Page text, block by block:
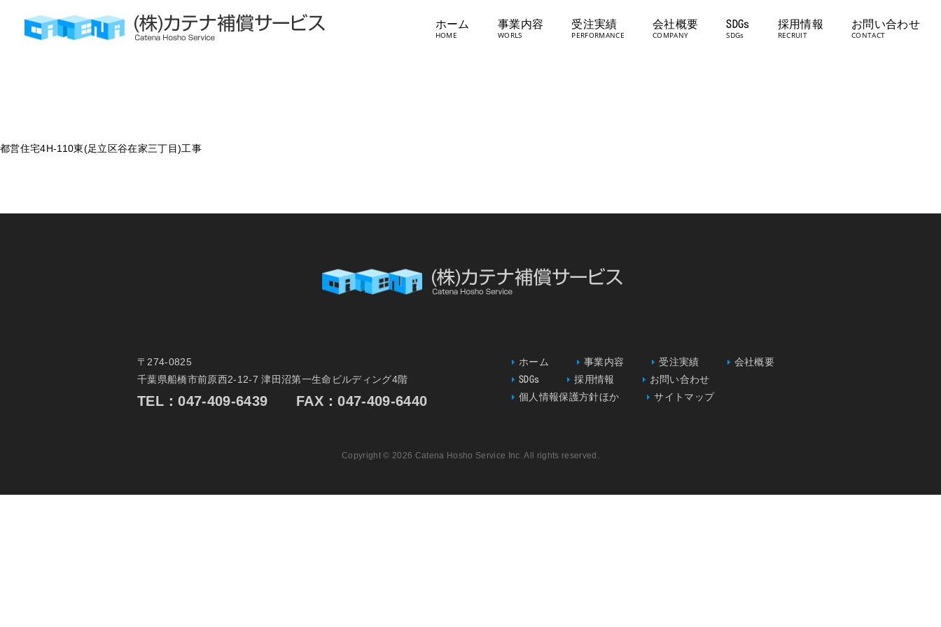
ホーム 事業内容 受注実績 会社概要 SDGs 採用情報 お問い合わせ
都営住宅4H-110東(足立区谷在家三丁目)工事
〒274-0825
千葉県船橋市前原西2-12-7 津田沼第一生命ビルディング4階
TEL：047-409-6439 FAX：047-409-6440
ホーム 事業内容 受注実績
会社概要
SDGs
採用情報
お問い合わせ
個人情報保護方針ほか
サイトマップ
Copyright © 2026 Catena Hosho Service Inc. All rights reserved.